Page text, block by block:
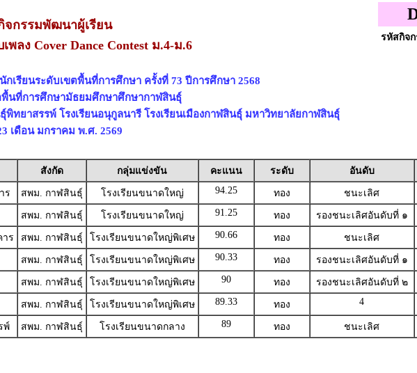
จกรรมพัฒนาผู้เรียน
พลง Cover Dance Contest ม.4-ม.6
เรียนระดับเขตพื้นที่การศึกษา ครั้งที่ 73 ปีการศึกษา 2568
พื้นที่การศึกษามัธยมศึกษาศึกษากาฬสินธุ์
พิทยาสรรพ์ โรงเรียนอนุกูลนารี โรงเรียนเมืองกาฬสินธุ์ มหาวิทยาลัยกาฬสินธุ์
เดือน มกราคม พ.ศ. 2569
รหัสกิจก
สังกัด กลุ่มแข่งขัน คะแนน ระดับ อันดับ
ร สพม. กาฬสินธุ์ โรงเรียนขนาดใหญ่ 94.25 ทอง
ชนะเลิศ
สพม. กาฬสินธุ์ โรงเรียนขนาดใหญ่ 91.25 ทอง
รองชนะเลิศอันดับที่ ๑
าร สพม. กาฬสินธุ์ โรงเรียนขนาดใหญ่พิเศษ 90.66 ทอง
ชนะเลิศ
สพม. กาฬสินธุ์ โรงเรียนขนาดใหญ่พิเศษ 90.33 ทอง
รองชนะเลิศอันดับที่ ๑
สพม. กาฬสินธุ์ โรงเรียนขนาดใหญ่พิเศษ 90 ทอง
รองชนะเลิศอันดับที่ ๒
สพม. กาฬสินธุ์ โรงเรียนขนาดใหญ่พิเศษ 89.33 ทอง 4
พ์ สพม. กาฬสินธุ์ โรงเรียนขนาดกลาง 89 ทอง ชนะเลิศ